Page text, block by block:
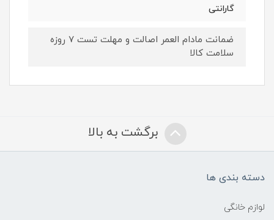
گارانتی
ضمانت مادام العمر اصالت و مهلت تست ۷ روزه
سلامت کالا
برگشت به بالا
دسته بندی ها
لوازم خانگی